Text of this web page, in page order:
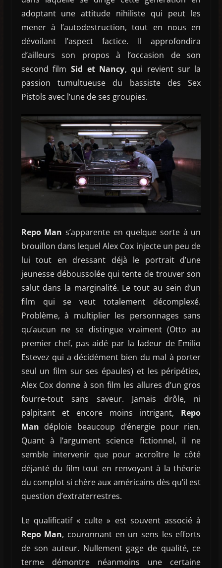
adoptant une attitude nihiliste qui peut les
mener à l’autodestruction, tout en nous en
dévoilant l’aspect factice. Il approfondira
d’ailleurs son propos à l’occasion de son
second filmSid et Nancy, qui revient sur la
passion tumultueuse du bassiste des Sex
Pistols avec l’une de ses groupies.
Repo Man s’apparente en quelque sorte à un
brouillon dans lequel Alex Cox injecte un peu de
lui tout en dressant déjà le portrait d’une
jeunesse déboussolée qui tente de trouver son
salut dans la marginalité. Le tout au sein d’un
film qui se veut totalement décomplexé.
Problème, à multiplier les personnages sans
qu’aucun ne se distingue vraiment (Otto au
premier chef, pas aidé par la fadeur de Emilio
Estevez qui a décidément bien du mal à porter
seul un film sur ses épaules) et les péripéties,
Alex Cox donne à son film les allures d’un gros
fourre-tout sans saveur. Jamais drôle, ni
palpitant et encore moins intrigant, Repo
Man déploie beaucoup d’énergie pour rien.
Quant à l’argument science fictionnel, il ne
semble intervenir que pour accroître le côté
déjanté du film tout en renvoyant à la théorie
du complot si chère aux américains dès qu’il est
question d’extraterrestres.
Le qualificatif « culte » est souvent associé à
Repo Man, couronnant en un sens les efforts
de son auteur. Nullement gage de qualité, ce
terme démontre néanmoins une certaine